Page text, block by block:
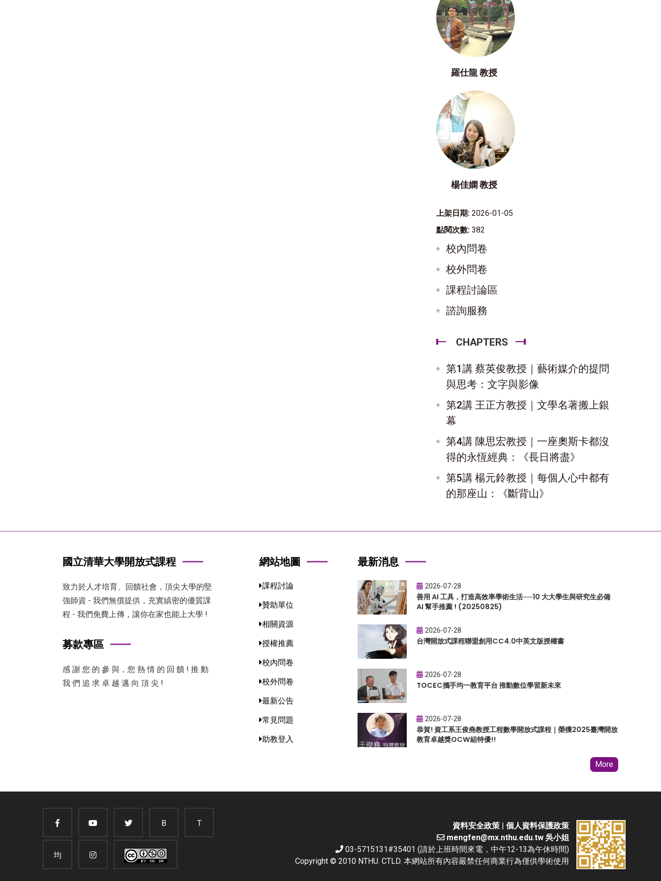
羅仕龍 教授
楊佳嫻 教授
上架日期: 2026-01-05
點閱次數: 382
校內問卷
校外問卷
課程討論區
諮詢服務
CHAPTERS
第1講 蔡英俊教授｜藝術媒介的提問
與思考：文字與影像
第2講 王正方教授｜文學名著搬上銀
幕
第4講 陳思宏教授｜一座奧斯卡都沒
得的永恆經典：《長日將盡》
第5講 楊元鈴教授｜每個人心中都有
的那座山：《斷背山》
國立清華大學開放式課程
致力於人才培育、回饋社會，頂尖大學的堅
強師資 - 我們無償提供，充實縝密的優質課
程 - 我們免費上傳，讓你在家也能上大學 !
募款專區
感 謝 您 的 參 與，您 熱 情 的 回 饋 ! 推 動
我 們 追 求 卓 越 邁 向 頂 尖 !
網站地圖
課程討論
贊助單位
相關資源
授權推薦
校內問卷
校外問卷
最新公告
常見問題
助教登入
最新消息
2026-07-28
善用 AI 工具，打造高效率學術生活──10 大大學生與研究生必備
AI 幫手推薦 ! (20250825)
2026-07-28
台灣開放式課程聯盟創用CC4.0中英文版授權書
2026-07-28
TOCEC攜手均一教育平台 推動數位學習新未來
2026-07-28
恭賀! 資工系王俊堯教授工程數學開放式課程｜榮獲2025臺灣開放
教育卓越獎OCW組特優!!
More
B T
均
資料安全政策 | 個人資料保護政策
mengfen@mx.nthu.edu.tw 吳小姐
03-5715131#35401 (請於上班時間來電，中午12-13為午休時間)
Copyright © 2010 NTHU. CTLD. 本網站所有內容嚴禁任何商業行為僅供學術使用